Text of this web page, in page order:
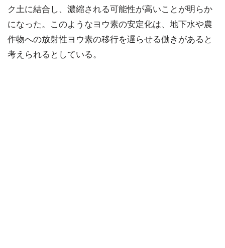
ク土に結合し、濃縮される可能性が高いことが明らか
になった。このようなヨウ素の安定化は、地下水や農
作物への放射性ヨウ素の移行を遅らせる働きがあると
考えられるとしている。